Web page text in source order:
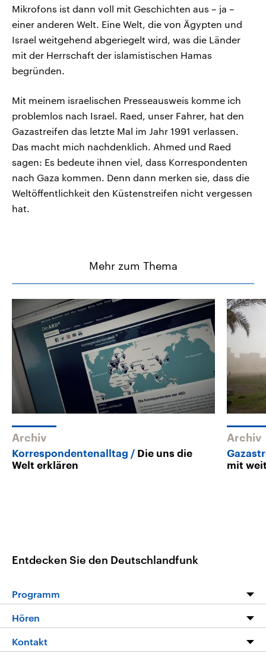
Mikrofons ist dann voll mit Geschichten aus – ja –
einer anderen Welt. Eine Welt, die von Ägypten und
Israel weitgehend abgeriegelt wird, was die Länder
mit der Herrschaft der islamistischen Hamas
begründen.
Mit meinem israelischen Presseausweis komme ich
problemlos nach Israel. Raed, unser Fahrer, hat den
Gazastreifen das letzte Mal im Jahr 1991 verlassen.
Das macht mich nachdenklich. Ahmed und Raed
sagen: Es bedeute ihnen viel, dass Korrespondenten
nach Gaza kommen. Denn dann merken sie, dass die
Weltöffentlichkeit den Küstenstreifen nicht vergessen
hat.
Mehr zum Thema
Archiv
Korrespondentenalltag
Die uns die
Welt erklären
Archiv
mit
Entdecken Sie den Deutschlandfunk
Programm
Programm
Die Nachrichten
Hören
Livestream
Kontakt